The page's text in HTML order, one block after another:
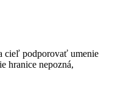
cieľ podporovať umenie
hranice nepozná,